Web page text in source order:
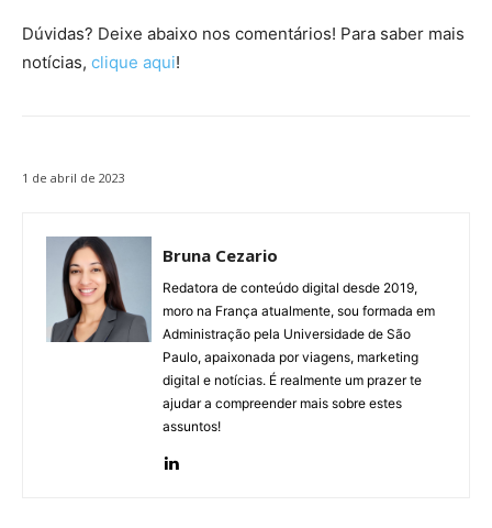
Dúvidas? Deixe abaixo nos comentários! Para saber mais
notícias, clique aqui!
1 de abril de 2023
Bruna Cezario
Redatora de conteúdo digital desde 2019,
moro na França atualmente, sou formada em
Administração pela Universidade de São
Paulo, apaixonada por viagens, marketing
digital e notícias. É realmente um prazer te
ajudar a compreender mais sobre estes
assuntos!